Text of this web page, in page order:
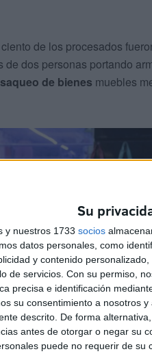
Su
y nuestros 1733 socios
datos personales, como
y contenido
de servicios. Con su permiso,
precisa e identificación
su consentimiento a nosotros
descrito. De forma
antes de otorgar o negar su
puede no requerir de su
de los procesados
dos personas portando
de bienes muebles